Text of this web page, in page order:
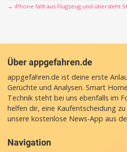
→ iPhone fällt aus Flugzeug und übersteht
Über appgefahren.de
appgefahren.de ist deine erste
Gerüchte und Analysen. Smart
Technik steht bei uns ebenfalls im
helfen dir, eine Kaufentscheidung
unsere kostenlose News-App aus
Navigation